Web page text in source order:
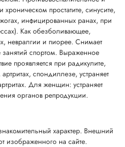
хроническом простатите, синусите,
инфицированных ранах, при
Как обезболивающее,
невралгии и пиорее. Снимает
спортом. Выраженное
проявляется при радикулите,
спондиллезе, устраняет
Для женщин: устраняет
органов репродукции.
характер. Внешний
изображенного на сайте.